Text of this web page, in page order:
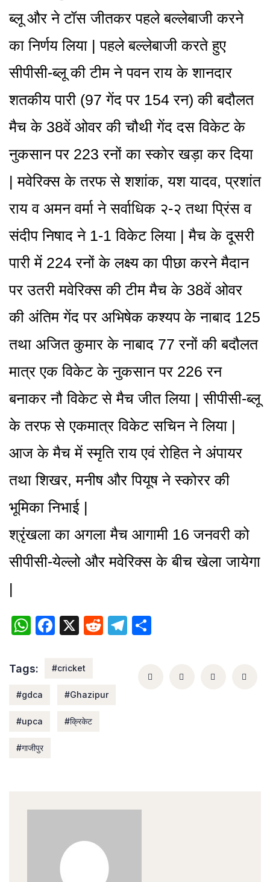
ब्लू और ने टॉस जीतकर पहले बल्लेबाजी करने
का निर्णय लिया | पहले बल्लेबाजी करते हुए
सीपीसी-ब्लू की टीम ने पवन राय के शानदार
शतकीय पारी (97 गेंद पर 154 रन) की बदौलत
मैच के 38वें ओवर की चौथी गेंद दस विकेट के
नुकसान पर 223 रनों का स्कोर खड़ा कर दिया
| मवेरिक्स के तरफ से शशांक, यश यादव, प्रशांत
राय व अमन वर्मा ने सर्वाधिक २-२ तथा प्रिंस व
संदीप निषाद ने 1-1 विकेट लिया | मैच के दूसरी
पारी में 224 रनों के लक्ष्य का पीछा करने मैदान
पर उतरी मवेरिक्स की टीम मैच के 38वें ओवर
की अंतिम गेंद पर अभिषेक कश्यप के नाबाद 125
तथा अजित कुमार के नाबाद 77 रनों की बदौलत
मात्र एक विकेट के नुकसान पर 226 रन
बनाकर नौ विकेट से मैच जीत लिया | सीपीसी-ब्लू
के तरफ से एकमात्र विकेट सचिन ने लिया |
आज के मैच में स्मृति राय एवं रोहित ने अंपायर
तथा शिखर, मनीष और पियूष ने स्कोरर की
भूमिका निभाई |
श्रृंखला का अगला मैच आगामी 16 जनवरी को
सीपीसी-येल्लो और मवेरिक्स के बीच खेला जायेगा
|
WhatsApp
Facebook
X RedditTelegram
Tags: #cricket
#gdca #Ghazipur
#upca #क्रिकेट
#गाजीपुर